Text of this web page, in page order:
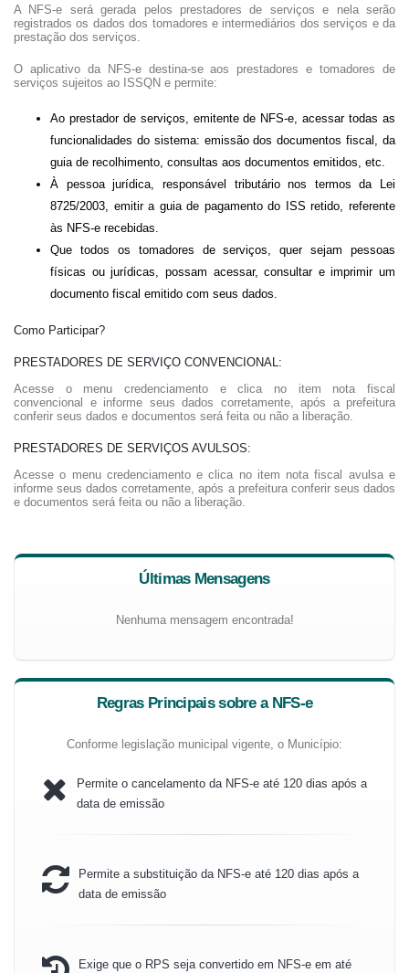
A NFS-e será gerada pelos prestadores de serviços e nela serão
registrados os dados dos tomadores e intermediários dos serviços e da
prestação dos serviços.
O aplicativo da NFS-e destina-se aos prestadores e tomadores de
serviços sujeitos ao ISSQN e permite:
Ao prestador de serviços, emitente de NFS-e, acessar todas as
funcionalidades do sistema: emissão dos documentos fiscal, da
guia de recolhimento, consultas aos documentos emitidos, etc.
À pessoa jurídica, responsável tributário nos termos da Lei
8725/2003, emitir a guia de pagamento do ISS retido, referente
às NFS-e recebidas.
Que todos os tomadores de serviços, quer sejam pessoas
físicas ou jurídicas, possam acessar, consultar e imprimir um
documento fiscal emitido com seus dados.
Como Participar?
PRESTADORES DE SERVIÇO CONVENCIONAL:
Acesse o menu credenciamento e clica no item nota fiscal
convencional e informe seus dados corretamente, após a prefeitura
conferir seus dados e documentos será feita ou não a liberação.
PRESTADORES DE SERVIÇOS AVULSOS:
Acesse o menu credenciamento e clica no item nota fiscal avulsa e
informe seus dados corretamente, após a prefeitura conferir seus dados
e documentos será feita ou não a liberação.
Últimas Mensagens
Nenhuma mensagem encontrada!
Regras Principais sobre a NFS-e
Conforme legislação municipal vigente, o Município:
Permite o cancelamento da NFS-e até 120 dias após a
data de emissão
Permite a substituição da NFS-e até 120 dias após a
data de emissão
Exige que o RPS seja convertido em NFS-e em até